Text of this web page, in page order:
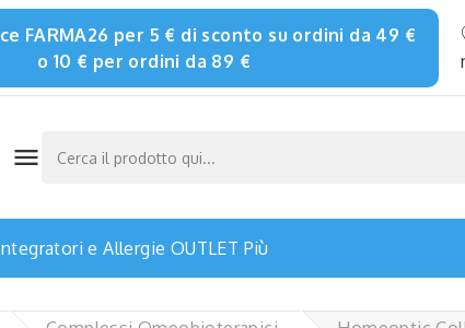
FARMA26 per 5 € di sconto su ordini da 49 €
o 10 € per ordini da 89 €

e Allergie OUTLET Più